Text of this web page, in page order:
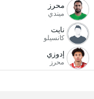
محرز
ميندي
نايت
كانسيلو
إدوزي
محرز